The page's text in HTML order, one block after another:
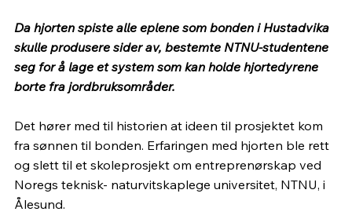
Da hjorten spiste alle eplene som bonden i Hustadvika
skulle produsere sider av, bestemte NTNU-studentene
seg for å lage et system som kan holde hjortedyrene
borte fra jordbruksområder.
Det hører med til historien at ideen til prosjektet kom
fra sønnen til bonden. Erfaringen med hjorten ble rett
og slett til et skoleprosjekt om entreprenørskap ved
Noregs teknisk- naturvitskaplege universitet, NTNU, i
Ålesund.